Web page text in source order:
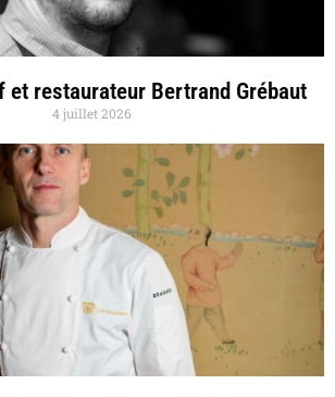
et restaurateur Bertrand Grébaut
4 juillet 2026